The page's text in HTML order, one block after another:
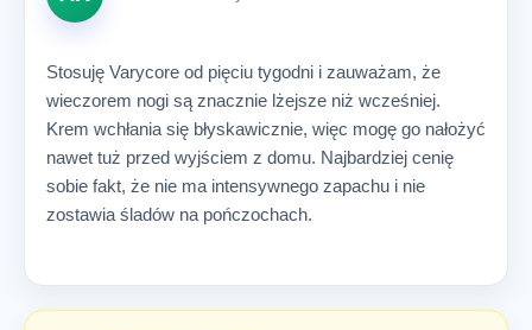
Stosuję Varycore od pięciu tygodni i zauważam, że
wieczorem nogi są znacznie lżejsze niż wcześniej.
Krem wchłania się błyskawicznie, więc mogę go nałożyć
nawet tuż przed wyjściem z domu. Najbardziej cenię
sobie fakt, że nie ma intensywnego zapachu i nie
zostawia śladów na pończochach.